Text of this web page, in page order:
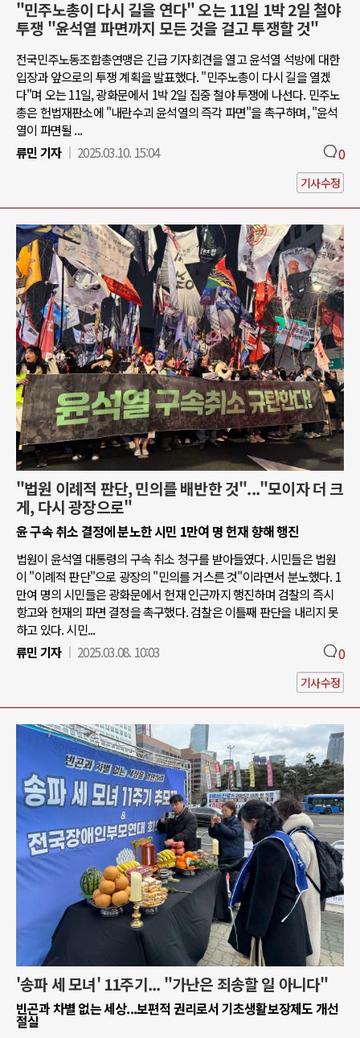
"민주노총이 다시 길을 연다" 오는 11일 1박 2일 철야
투쟁 "윤석열 파면까지 모든 것을 걸고 투쟁할 것"
전국민주노동조합총연맹은 긴급 기자회견을 열고 윤석열 석방에 대한
입장과 앞으로의 투쟁 계획을 발표했다. "민주노총이 다시 길을 열겠
다"며 오는 11일, 광화문에서 1박 2일 집중 철야 투쟁에 나선다. 민주노
총은 헌법재판소에 "내란수괴 윤석열의 즉각 파면"을 촉구하며, "윤석
열이 파면될 ...
류민 기자
2025.03.10. 15:04 0
기사수정
"법원 이례적 판단, 민의를 배반한 것"..."모이자 더 크
게, 다시 광장으로"
윤 구속 취소 결정에 분노한 시민 1만여 명 헌재 향해 행진
법원이 윤석열 대통령의 구속 취소 청구를 받아들였다. 시민들은 법원
이 "이례적 판단"으로 광장의 "민의를 거스른 것"이라면서 분노했다. 1
만여 명의 시민들은 광화문에서 헌재 인근까지 행진하며 검찰의 즉시
항고와 헌재의 파면 결정을 촉구했다. 검찰은 이틀째 판단을 내리지 못
하고 있다. 시민...
류민 기자
2025.03.08. 10:03 0
기사수정
'송파 세 모녀' 11주기... "가난은 죄송할 일 아니다"
빈곤과 차별 없는 세상...보편적 권리로서 기초생활보장제도 개선
절실